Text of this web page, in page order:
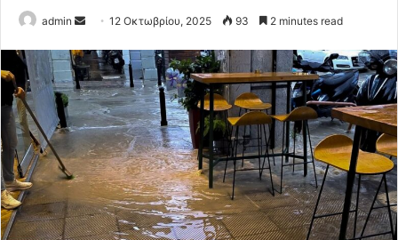
admin
Send
email
12 Οκτωβρίου, 2025 93 2 minutes read